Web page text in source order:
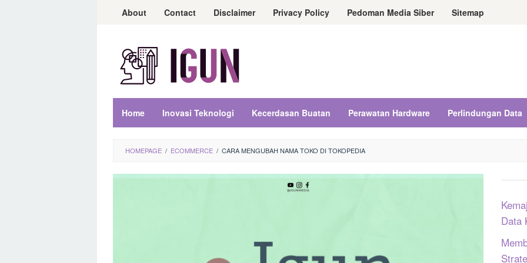
LoncatAbout Contact Disclaimer Privacy Policy Pedoman Media Siber Sitemap
Home Inovasi Teknologi Kecerdasan Buatan Perawatan Hardware Perlindungan Data
HOMEPAGE / ECOMMERCE / CARA MENGUBAH NAMA TOKO DI TOKOPEDIA
Data